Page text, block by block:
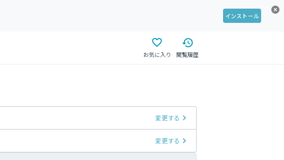
インストール
お気に入り 閲覧履歴
変更する
変更する